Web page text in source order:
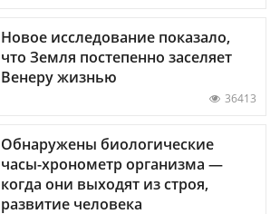
Новое исследование показало,
что Земля постепенно заселяет
Венеру жизнью
36413
Обнаружены биологические
часы-хронометр организма —
когда они выходят из строя,
развитие человека